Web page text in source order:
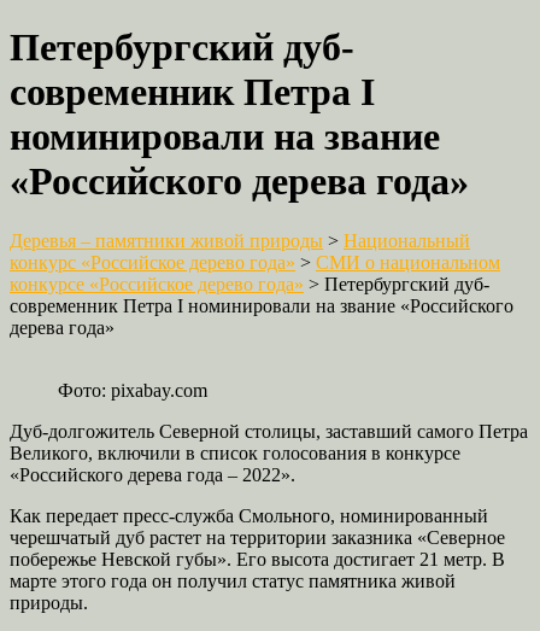
Петербургский дуб-
современник Петра I
номинировали на звание
«Российского дерева года»
Деревья – памятники живой природы > Национальный
конкурс «Российское дерево года» > СМИ о национальном
конкурсе «Российское дерево года» > Петербургский дуб-
современник Петра I номинировали на звание «Российского
дерева года»
Фото: pixabay.com
Дуб-долгожитель Северной столицы, заставший самого Петра
Великого, включили в список голосования в конкурсе
«Российского дерева года – 2022».
Как передает пресс-служба Смольного, номинированный
черешчатый дуб растет на территории заказника «Северное
побережье Невской губы». Его высота достигает 21 метр. В
марте этого года он получил статус памятника живой
природы.